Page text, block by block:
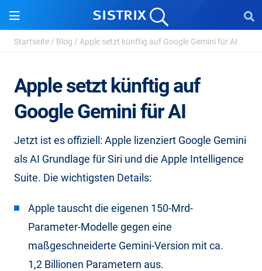
Startseite / Blog / Apple setzt künftig auf Google Gemini für AI
Apple setzt künftig auf
Google Gemini für AI
Jetzt ist es offiziell: Apple lizenziert Google Gemini
als AI Grundlage für Siri und die Apple Intelligence
Suite. Die wichtigsten Details:
Apple tauscht die eigenen 150-Mrd-
Parameter-Modelle gegen eine
maßgeschneiderte Gemini-Version mit ca.
1,2 Billionen Parametern aus.